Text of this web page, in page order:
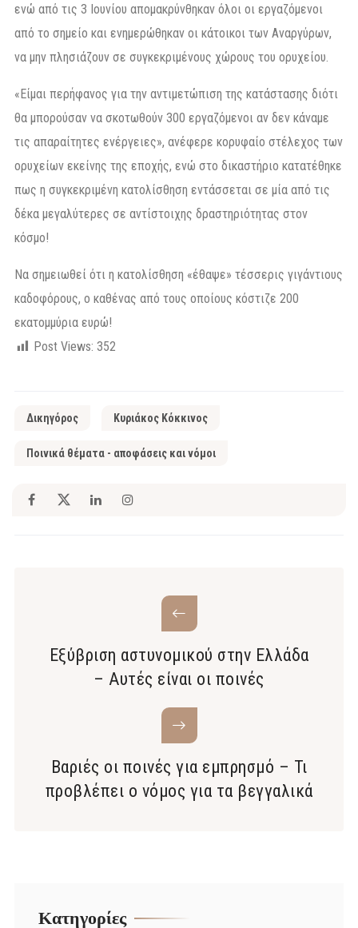
ενώ από τις 3 Ιουνίου απομακρύνθηκαν όλοι οι εργαζόμενοι
από το σημείο και ενημερώθηκαν οι κάτοικοι των Αναργύρων,
να μην πλησιάζουν σε συγκεκριμένους χώρους του ορυχείου.
«Είμαι περήφανος για την αντιμετώπιση της κατάστασης διότι
θα μπορούσαν να σκοτωθούν 300 εργαζόμενοι αν δεν κάναμε
τις απαραίτητες ενέργειες», ανέφερε κορυφαίο στέλεχος των
ορυχείων εκείνης της εποχής, ενώ στο δικαστήριο κατατέθηκε
πως η συγκεκριμένη κατολίσθηση εντάσσεται σε μία από τις
δέκα μεγαλύτερες σε αντίστοιχης δραστηριότητας στον
κόσμο!
Να σημειωθεί ότι η κατολίσθηση «έθαψε» τέσσερις γιγάντιους
καδοφόρους, ο καθένας από τους οποίους κόστιζε 200
εκατομμύρια ευρώ!
Post Views: 352
Δικηγόρος Κυριάκος Κόκκινος
Ποινικά θέματα - αποφάσεις και νόμοι
Εξύβριση αστυνομικού στην Ελλάδα
– Αυτές είναι οι ποινές
Βαριές οι ποινές για εμπρησμό – Τι
προβλέπει ο νόμος για τα βεγγαλικά
Kατηγορίες